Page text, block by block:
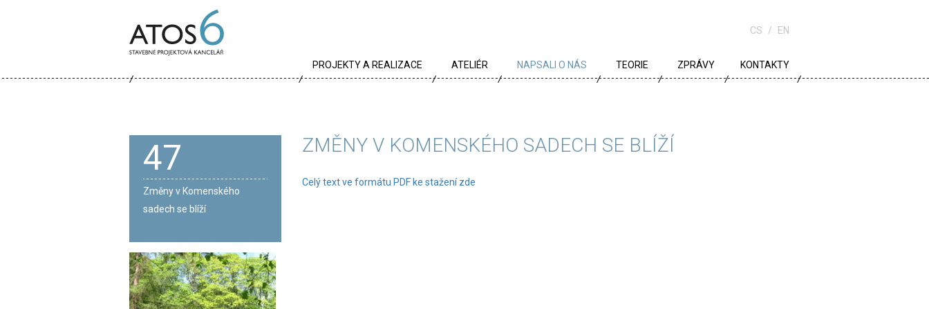
6
CS EN
PROJEKTY A REALIZACE
ARCHÍV
ATELIÉR
KRÉDA
KARIÉRA
NAPSALI O NÁS TEORIE
ŠKOLA
ZPRÁVY KONTAKTY
47
Změny v Komenského
sadech se blíží
ZMĚNY V KOMENSKÉHO SADECH SE BLÍŽÍ
Celý text ve formátu PDF ke stažení zde